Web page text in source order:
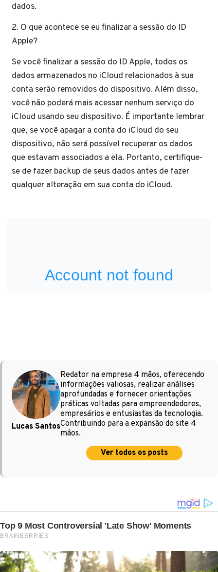
dados.
2. O que acontece se eu finalizar a sessão do ID
Apple?
Se você finalizar a sessão do ID Apple, todos os
dados armazenados no iCloud relacionados à sua
conta serão removidos do dispositivo. Além disso,
você não poderá mais acessar nenhum serviço do
iCloud usando seu dispositivo. É importante lembrar
que, se você apagar a conta do iCloud do seu
dispositivo, não será possível recuperar os dados
que estavam associados a ela. Portanto, certifique-
se de fazer backup de seus dados antes de fazer
qualquer alteração em sua conta do iCloud.
Lucas Santos
Redator na empresa 4 mãos, oferecendo
informações valiosas, realizar análises
aprofundadas e fornecer orientações
práticas voltadas para empreendedores,
empresários e entusiastas da tecnologia.
Contribuindo para a expansão do site 4
mãos.
Ver todos os posts